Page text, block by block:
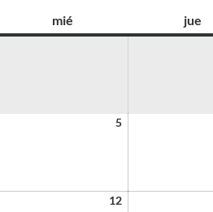
mié jue
5
12